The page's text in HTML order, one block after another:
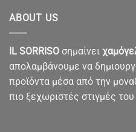
ABOUT US
IL SORRISO σημαίνει
απολαμβάνουμε να
προϊόντα μέσα από την
πιο ξεχωριστές στιγμές